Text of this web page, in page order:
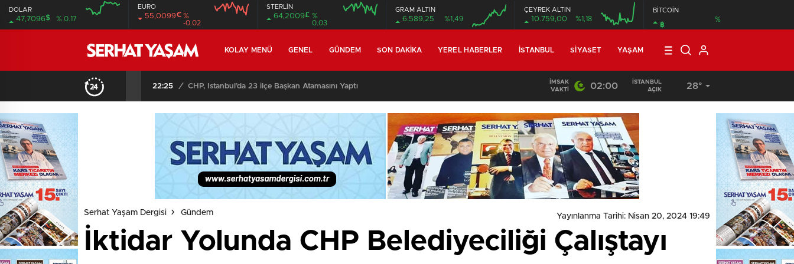
DOLAR
47,7096$ % 0.17
EURO
55,0099€ %
-0.02
STERLİN
64,2009£ %
0.03
GRAM ALTIN
6.589,25 %1,49
ÇEYREK ALTIN
10.759,00 %1,18
BİTCOİN
฿
%
KOLAY MENÜ GENEL GÜNDEM SON DAKIKA YEREL HABERLER İSTANBUL SIYASET YAŞAM
22:25 / CHP, İstanbul’da 23 ilçe Başkan Atamasını Yaptı 21:30 / Ardahan’da Golf İçin Sinama Filmi Çekimi
İMSAK
VAKTI
02:00
İSTANBUL
AÇIK
28°
Serhat Yaşam Dergisi Gündem Yayınlanma Tarihi: Nisan 20, 2024 19:49
İktidar Yolunda CHP Belediyeciliği Çalıştayı